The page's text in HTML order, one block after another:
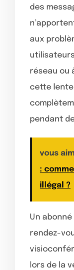
des
aux
réseau ou
cette
pendant
vous
:
illégal ?
Un
rendez-
lors de la